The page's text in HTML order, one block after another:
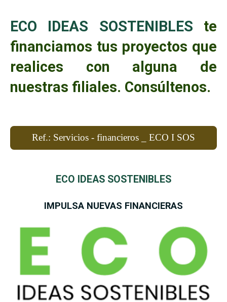
ECO IDEAS SOSTENIBLES te
financiamos tus proyectos que
realices con alguna de
nuestras filiales. Consúltenos.
Ref.: Servicios - financieros _ ECO I SOS
ECO IDEAS SOSTENIBLES
IMPULSA NUEVAS FINANCIERAS